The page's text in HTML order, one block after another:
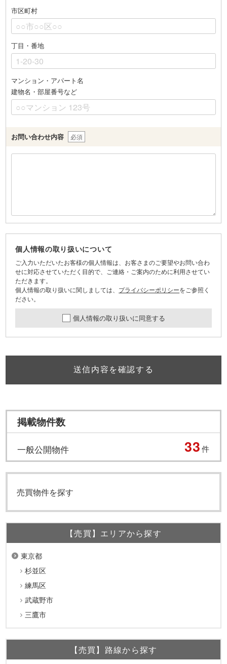
市区町村
丁目・番地
マンション・アパート名
建物名・部屋番号など
お問い合わせ内容 必須
個人情報の取り扱いについて
ご入力いただいたお客様の個人情報は、お客さまのご要望やお問い合わ
せに対応させていただく目的で、ご連絡・ご案内のために利用させてい
ただきます。
個人情報の取り扱いに関しましては、 プライバシーポリシーをご参照く
ださい。
個人情報の取り扱いに同意する
送信内容を確認する
掲載物件数
一般公開物件 33 件
売買物件を探す
【売買】エリアから探す
東京都
杉並区
練馬区
武蔵野市
三鷹市
【売買】路線から探す